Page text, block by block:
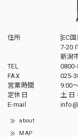
住所
[EC
7-20
新潟
TEL
FAX
025-
営業時間
9:00
定休日
土 日
E-mail
about
MAP